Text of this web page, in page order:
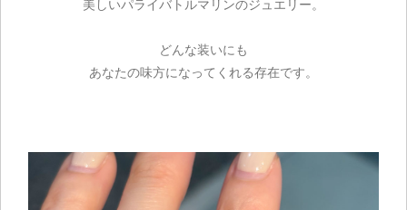
美しいパライバトルマリンのジュエリー。
どんな装いにも
あなたの味方になってくれる存在です。